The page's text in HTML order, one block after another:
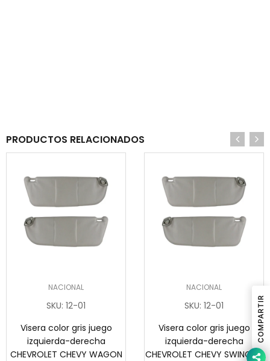
PRODUCTOS RELACIONADOS
NACIONAL
SKU: 12-01
Visera color gris juego
izquierda-derecha
CHEVROLET CHEVY WAGON
NACIONAL
SKU: 12-01
Visera color gris juego
izquierda-derecha
CHEVROLET CHEVY SWING 1.6
COMPARTIR